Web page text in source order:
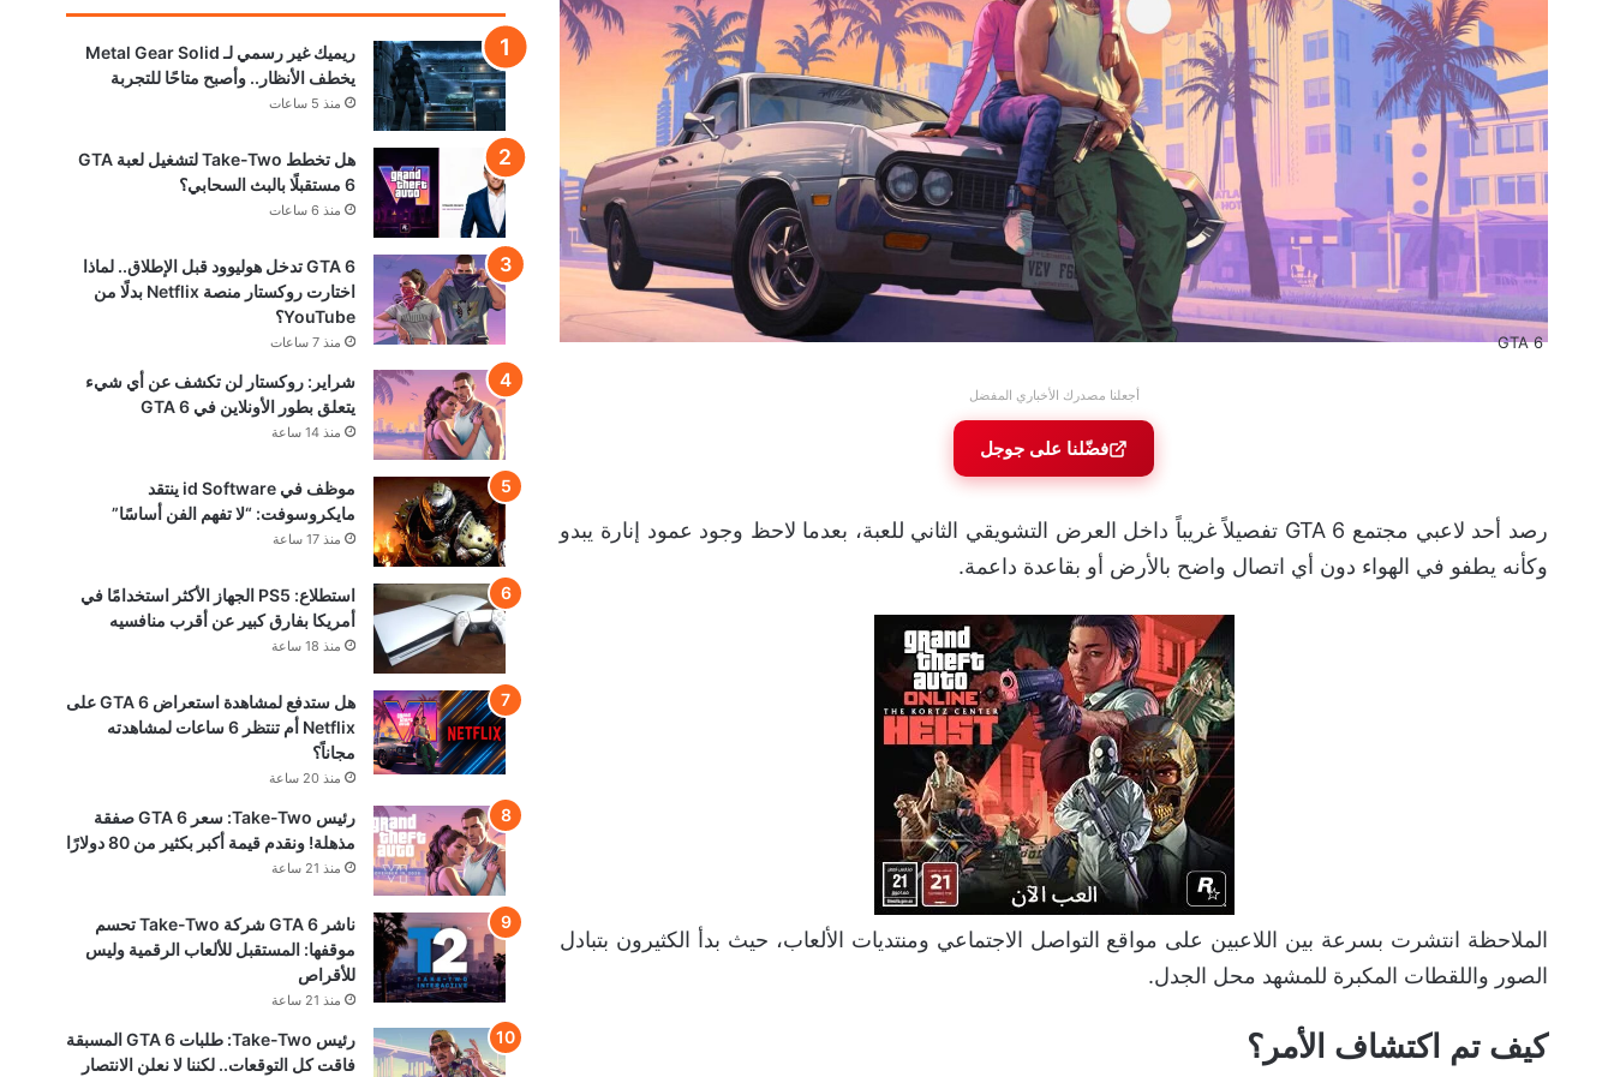
GTA 6
أجعلنا مصدرك الأخباري المفضل
فضّلنا على جوجل
رصد أحد لاعبي مجتمع GTA 6 تفصيلاً غريباً داخل العرض التشويقي الثاني للعبة، بعدما لاحظ وجود عمود إنارة يبدو
وكأنه يطفو في الهواء دون أي اتصال واضح بالأرض أو بقاعدة داعمة.
الملاحظة انتشرت بسرعة بين اللاعبين على مواقع التواصل الاجتماعي ومنتديات الألعاب، حيث بدأ الكثيرون بتبادل
الصور واللقطات المكبرة للمشهد محل الجدل.
كيف تم اكتشاف الأمر؟
ريميك غير رسمي لـ Metal Gear Solid
يخطف الأنظار.. وأصبح متاحًا للتجربة
منذ 5 ساعات
هل تخطط Take-Two لتشغيل لعبة GTA
6 مستقبلًا بالبث السحابي؟
منذ 6 ساعات
GTA 6 تدخل هوليوود قبل الإطلاق.. لماذا
اختارت روكستار منصة Netflix بدلًا من
YouTube؟
منذ 7 ساعات
شراير: روكستار لن تكشف عن أي شيء
يتعلق بطور الأونلاين في GTA 6
منذ 14 ساعة
موظف في id Software ينتقد
مايكروسوفت: “لا تفهم الفن أساسًا”
منذ 17 ساعة
استطلاع: PS5 الجهاز الأكثر استخدامًا في
أمريكا بفارق كبير عن أقرب منافسيه
منذ 18 ساعة
هل ستدفع لمشاهدة استعراض GTA 6 على
Netflix أم تنتظر 6 ساعات لمشاهدته
مجاناً؟
منذ 20 ساعة
رئيس Take-Two: سعر GTA 6 صفقة
مذهلة! ونقدم قيمة أكبر بكثير من 80 دولارًا
منذ 21 ساعة
ناشر GTA 6 شركة Take-Two تحسم
موقفها: المستقبل للألعاب الرقمية وليس
للأقراص
منذ 21 ساعة
رئيس Take-Two: طلبات GTA 6 المسبقة
فاقت كل التوقعات.. لكننا لا نعلن الانتصار